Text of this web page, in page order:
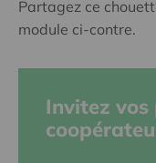
Partagez ce
module ci-contre.
Invitez vos